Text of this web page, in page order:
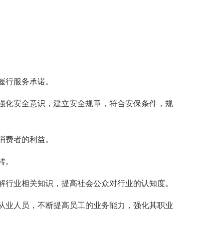
服务承诺。
安全意识，建立安全规章，符合安保条件，规
者的利益。
相关知识，提高社会公众对行业的认知度。
人员，不断提高员工的业务能力，强化其职业